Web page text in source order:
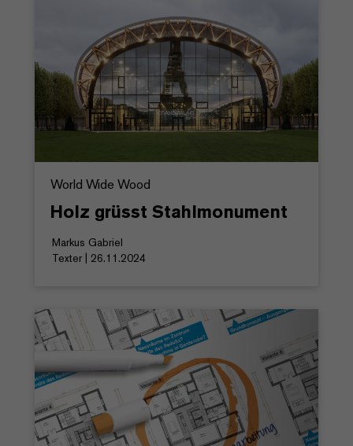
World Wide Wood
Holz grüsst Stahlmonument
Markus Gabriel
Texter | 26.11.2024